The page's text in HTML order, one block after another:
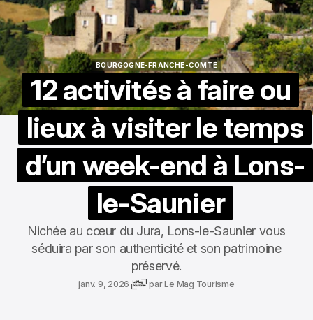
BOURGOGNE-FRANCHE-COMTÉ
12 activités à faire ou
lieux à visiter le temps
d’un week-end à Lons-
le-Saunier
Nichée au cœur du Jura, Lons-le-Saunier vous
séduira par son authenticité et son patrimoine
préservé.
janv. 9, 2026 parLe Mag Tourisme